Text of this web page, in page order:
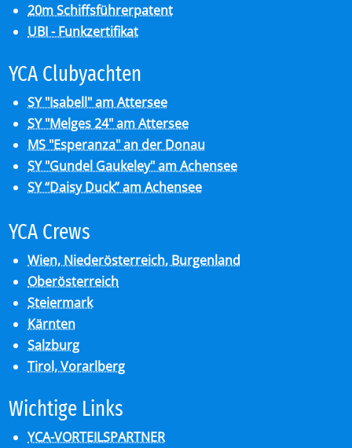
20m Schiffsführerpatent
UBI - Funkzertifikat
YCA Club­y­ach­ten
SY "Isabell" am Attersee
SY "Melges 24" am Attersee
MS "Esperanza" an der Donau
SY "Gundel Gaukeley" am Achensee
SY “Daisy Duck” am Achensee
YCA Crews
Wien, Niederösterreich, Burgenland
Oberösterreich
Steiermark
Kärnten
Salzburg
Tirol, Vorarlberg
Wich­ti­ge Links
YCA-VORTEILSPARTNER